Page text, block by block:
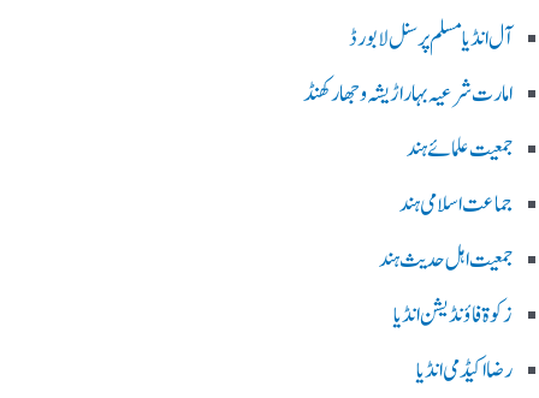
آل انڈیا مسلم پرسنل لا بورڈ
امارت شرعیہ بہار اڑیشہ و جھارکھنڈ
جمعیت علمائے ہند
جماعت اسلامی ہند
جمعیت اہل حدیث ہند
زکوۃ فاؤنڈیشن انڈیا
رضا اکیڈمی انڈیا